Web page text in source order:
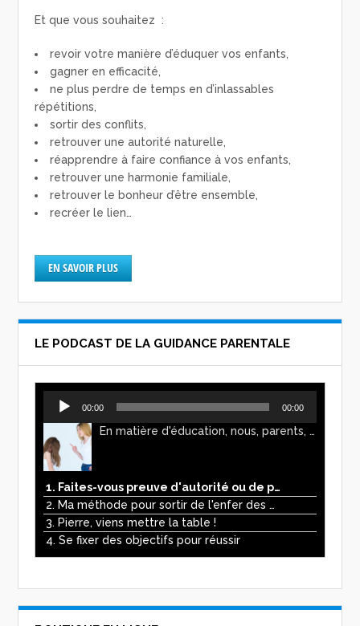
Et que vous souhaitez :
revoir votre manière d’éduquer vos enfants,
gagner en efficacité,
ne plus perdre de temps en d’inlassables
répétitions,
sortir des conflits,
retrouver une autorité naturelle,
réapprendre à faire confiance à vos enfants,
retrouver une harmonie familiale,
retrouver le bonheur d’être ensemble,
recréer le lien…
EN SAVOIR PLUS
LE PODCAST DE LA GUIDANCE PARENTALE
Lecteur
audio
00:00 00:00
En matière d'éducation, nous, parents, avons l'impression de faire preuve d'autorité. Mais n'est-ce pas, parfois, plutôt un jeu de pouvoir ? Ce podcast vous permettra d'y voir plus clair !
1. Faites-vous preuve d'autorité ou de pouvoir avec vos enfants ?
2. Ma méthode pour sortir de l'enfer des écrans
3. Pierre, viens mettre la table !
4. Se fixer des objectifs pour réussir